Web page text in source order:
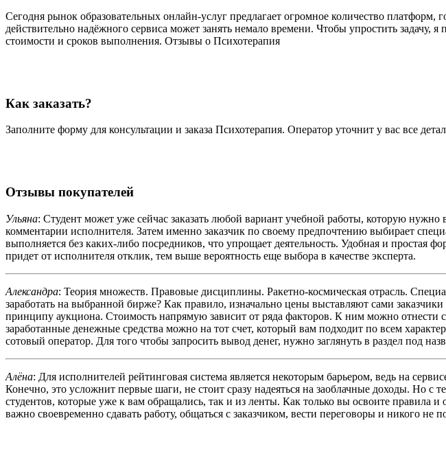
Сегодня рынок образовательных онлайн-услуг предлагает огромное количество
действительно надёжного сервиса может занять немало времени. Чтобы упростить
стоимости и сроков выполнения. Отзывы о Психотерапия
Как заказать?
Заполните форму для консультации и заказа Психотерапия. Оператор уточнит у вас все
Отзывы покупателей
Ульяна: Студент может уже сейчас заказать любой вариант учебной работы, которую нужно
комментарии исполнителя. Затем именно заказчик по своему предпочтению выбирает
выполняется без каких-либо посредников, что упрощает деятельность. Удобная и простая
придет от исполнителя отклик, тем выше вероятность еще выбора в качестве эксперта.
Александра: Теория множеств. Правовые дисциплины. Ракетно-космическая отрасль.
заработать на выбранной бирже? Как правило, изначально цены выставляют сами
принципу аукциона. Стоимость напрямую зависит от ряда факторов. К ним можно
заработанные денежные средства можно на тот счет, который вам подходит по всем
сотовый оператор. Для того чтобы запросить вывод денег, нужно заглянуть в раздел под
Алёна: Для исполнителей рейтинговая система является некоторым барьером, ведь на
Конечно, это усложнит первые шаги, не стоит сразу надеяться на заоблачные доходы. Но с
студентов, которые уже к вам обращались, так и из ленты. Как только вы освоите
важно своевременно сдавать работу, общаться с заказчиком, вести переговоры и никого не